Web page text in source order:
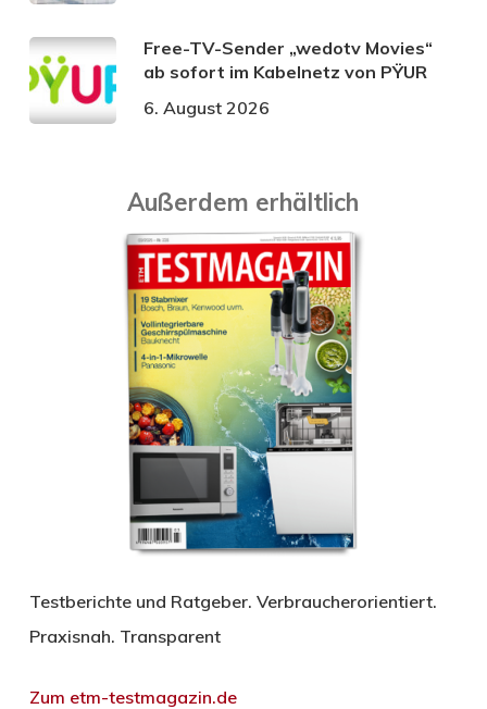
Free-TV-Sender „wedotv Movies“
ab sofort im Kabelnetz von PŸUR
6. August 2026
Außerdem erhältlich
Testberichte und Ratgeber. Verbraucherorientiert.
Praxisnah. Transparent
Zum etm-testmagazin.de